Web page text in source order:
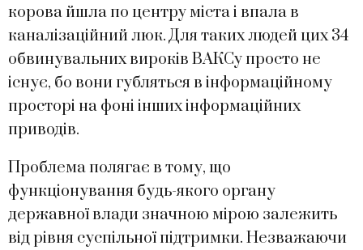
корова йшла по центру міста і впала в
каналізаційний люк. Для таких людей цих 34
обвинувальних вироків ВАКСу просто не
існує, бо вони губляться в інформаційному
просторі на фоні інших інформаційних
приводів.
Проблема полягає в тому, що
функціонування будь-якого органу
державної влади значною мірою залежить
від рівня суспільної підтримки. Незважаючи